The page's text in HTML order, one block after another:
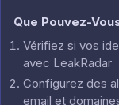
Que Pouvez-
Vérifiez si vos
avec LeakRadar
Configurez des
email et